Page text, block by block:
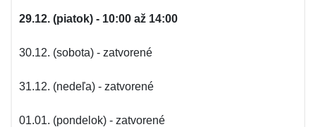
29.12. (piatok) - 10:00 až 14:00
30.12. (sobota) - zatvorené
31.12. (nedeľa) - zatvorené
01.01. (pondelok) - zatvorené